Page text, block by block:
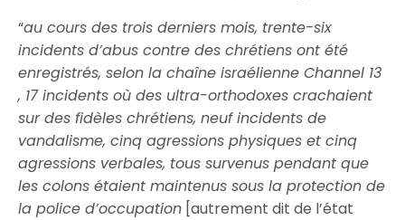
“au cours des trois derniers mois, trente-six
incidents d’abus contre des chrétiens ont été
enregistrés, selon la chaîne israélienne Channel 13
, 17 incidents où des ultra-orthodoxes crachaient
sur des fidèles chrétiens, neuf incidents de
vandalisme, cinq agressions physiques et cinq
agressions verbales, tous survenus pendant que
les colons étaient maintenus sous la protection de
la police d’occupation [autrement dit de l’état